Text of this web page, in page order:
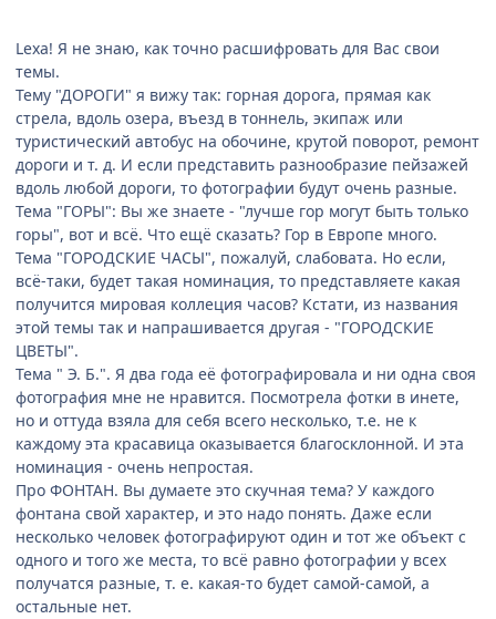
Lexa! Я не знаю, как точно расшифровать для Вас свои
темы.
Тему "ДОРОГИ" я вижу так: горная дорога, прямая как
стрела, вдоль озера, въезд в тоннель, экипаж или
туристический автобус на обочине, крутой поворот, ремонт
дороги и т. д. И если представить разнообразие пейзажей
вдоль любой дороги, то фотографии будут очень разные.
Тема "ГОРЫ": Вы же знаете - "лучше гор могут быть только
горы", вот и всё. Что ещё сказать? Гор в Европе много.
Тема "ГОРОДСКИЕ ЧАСЫ", пожалуй, слабовата. Но если,
всё-таки, будет такая номинация, то представляете какая
получится мировая коллеция часов? Кстати, из названия
этой темы так и напрашивается другая - "ГОРОДСКИЕ
ЦВЕТЫ".
Тема " Э. Б.". Я два года её фотографировала и ни одна своя
фотография мне не нравится. Посмотрела фотки в инете,
но и оттуда взяла для себя всего несколько, т.е. не к
каждому эта красавица оказывается благосклонной. И эта
номинация - очень непростая.
Про ФОНТАН. Вы думаете это скучная тема? У каждого
фонтана свой характер, и это надо понять. Даже если
несколько человек фотографируют один и тот же объект с
одного и того же места, то всё равно фотографии у всех
получатся разные, т. е. какая-то будет самой-самой, а
остальные нет.